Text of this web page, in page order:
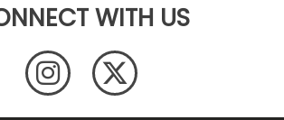
WITH US